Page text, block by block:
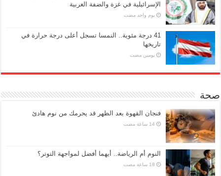
الإسرائيلية في غزة والضفة الغربية
‏يوم واحد مضت
41 درجة مئوية.. النمسا تسجل أعلى درجة حرارة في
تاريخها
‏يومين مضت
صحة
فنجان القهوة بعد الظهر قد يحرمك من نوم هادئ
النوم أم الرياضة.. أيهما أفضل لمواجهة التوتر؟